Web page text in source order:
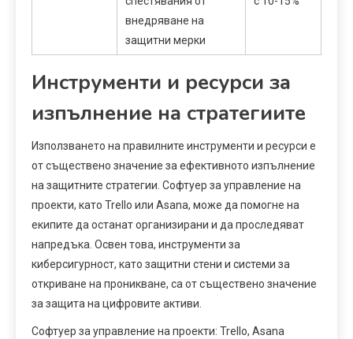
внедряване на
защитни мерки
Инструменти и ресурси за
изпълнение на стратегиите
Използването на правилните инструменти и ресурси е
от съществено значение за ефективното изпълнение
на защитните стратегии. Софтуер за управление на
проекти, като Trello или Asana, може да помогне на
екипите да останат организирани и да проследяват
напредъка. Освен това, инструменти за
киберсигурност, като защитни стени и системи за
откриване на проникване, са от съществено значение
за защита на цифровите активи.
Софтуер за управление на проекти: Trello, Asana